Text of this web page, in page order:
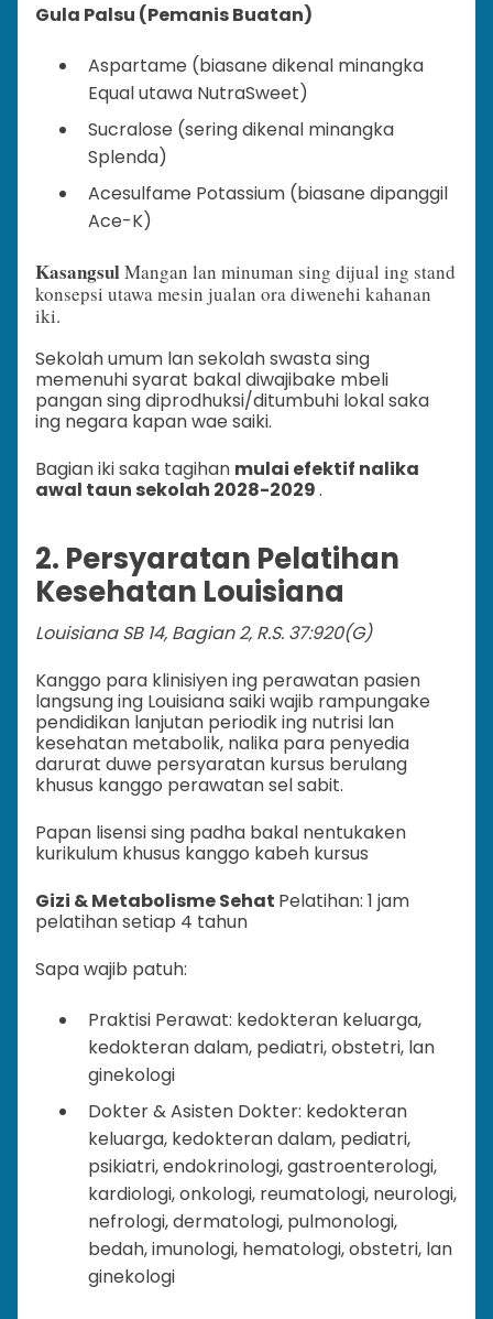
Gula Palsu (Pemanis Buatan)
Aspartame (biasane dikenal minangka
Equal utawa NutraSweet)
Sucralose (sering dikenal minangka
Splenda)
Acesulfame Potassium (biasane dipanggil
Ace-K)
KasangsulMangan lan minuman sing dijual ing stand
konsepsi utawa mesin jualan ora diwenehi kahanan
iki.
Sekolah umum lan sekolah swasta sing
memenuhi syarat bakal diwajibake mbeli
pangan sing diprodhuksi/ditumbuhi lokal saka
ing negara kapan wae saiki.
Bagian iki saka tagihan mulai efektif nalika
awal taun sekolah 2028-2029.
2. Persyaratan Pelatihan
Kesehatan Louisiana
Louisiana SB 14, Bagian 2, R.S. 37:920(G)
Kanggo para klinisiyen ing perawatan pasien
langsung ing Louisiana saiki wajib rampungake
pendidikan lanjutan periodik ing nutrisi lan
kesehatan metabolik, nalika para penyedia
darurat duwe persyaratan kursus berulang
khusus kanggo perawatan sel sabit.
Papan lisensi sing padha bakal nentukaken
kurikulum khusus kanggo kabeh kursus
Gizi & Metabolisme Sehat Pelatihan: 1 jam
pelatihan setiap 4 tahun
Sapa wajib patuh:
Praktisi Perawat: kedokteran keluarga,
kedokteran dalam, pediatri, obstetri, lan
ginekologi
Dokter & Asisten Dokter: kedokteran
keluarga, kedokteran dalam, pediatri,
psikiatri, endokrinologi, gastroenterologi,
kardiologi, onkologi, reumatologi, neurologi,
nefrologi, dermatologi, pulmonologi,
bedah, imunologi, hematologi, obstetri, lan
ginekologi